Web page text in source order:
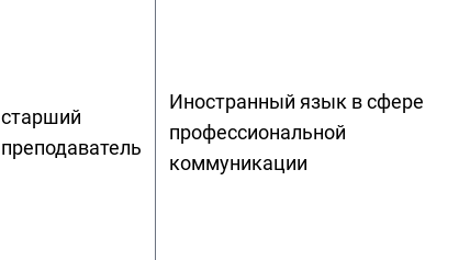
старший
преподаватель
Иностранный язык в сфере
профессиональной
коммуникации